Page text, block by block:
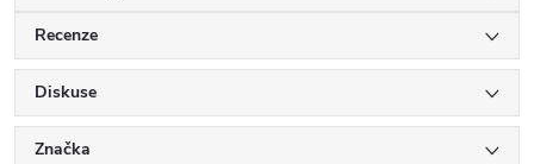
Recenze
Diskuse
Značka